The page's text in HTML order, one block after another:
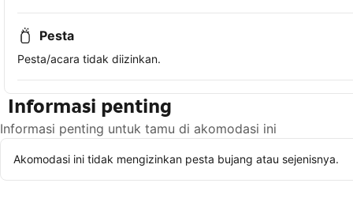
Pesta
Pesta/acara tidak diizinkan.
Informasi penting
Informasi penting untuk tamu di akomodasi ini
Akomodasi ini tidak mengizinkan pesta bujang atau sejenisnya.